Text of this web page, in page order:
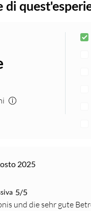
di
2025
5/5
und die sehr gute